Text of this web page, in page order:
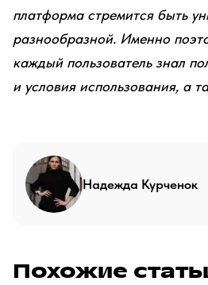
платформа стремится быть
разнообразной. Именно
каждый пользователь знал
и условия использования, а
Надежда Курченок
Похожие